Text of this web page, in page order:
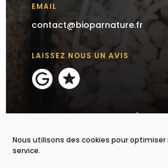
Nous utilisons des cookies pour
service.
EMAIL
contact@bioparnature.fr
LAISSEZ NOUS UN AVIS
SUIVEZ-NOUS SUR LES